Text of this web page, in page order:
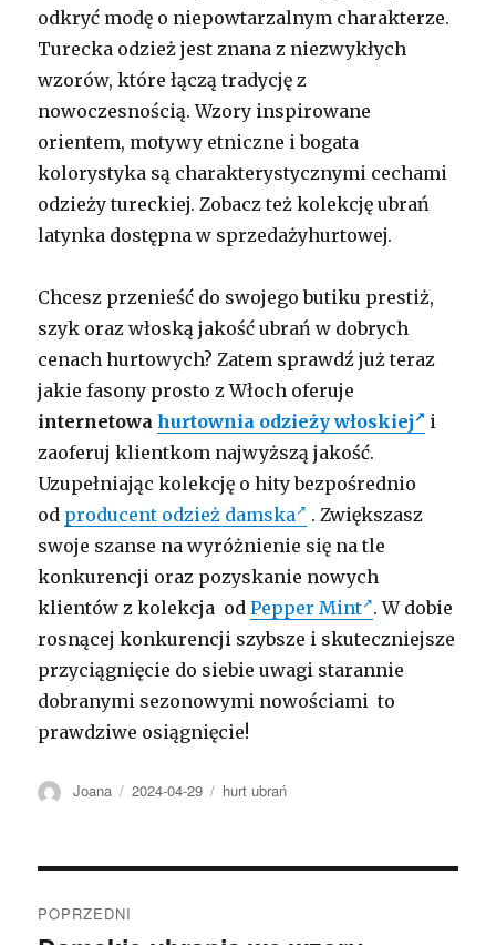
odkryć modę o niepowtarzalnym charakterze.
Turecka odzież jest znana z niezwykłych
wzorów, które łączą tradycję z
nowoczesnością. Wzory inspirowane
orientem, motywy etniczne i bogata
kolorystyka są charakterystycznymi cechami
odzieży tureckiej. Zobacz też kolekcję ubrań
latynka dostępna w sprzedażyhurtowej.
Chcesz przenieść do swojego butiku prestiż,
szyk oraz włoską jakość ubrań w dobrych
cenach hurtowych? Zatem sprawdź już teraz
jakie fasony prosto z Włoch oferuje
internetowahurtownia odzieży włoskiej
i
zaoferuj klientkom najwyższą jakość.
Uzupełniając kolekcję o hity bezpośrednio
od producent odzież damska
. Zwiększasz
swoje szanse na wyróżnienie się na tle
konkurencji oraz pozyskanie nowych
klientów z kolekcja odPepper Mint . W dobie
rosnącej konkurencji szybsze i skuteczniejsze
przyciągnięcie do siebie uwagi starannie
dobranymi sezonowymi nowościami to
prawdziwe osiągnięcie!
Autor
Joana Opublikowano
2024-04-29 Kategorie
hurt ubrań
POPRZEDNI